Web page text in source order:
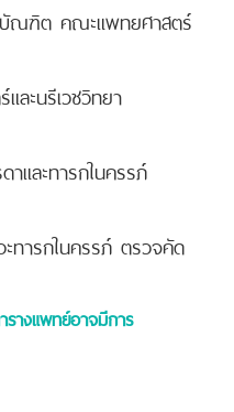
ฑิต คณะแพทยศาสตร์
ะนรีเวชวิทยา
ละทารกในครรภ์
ทารกในครรภ์ ตรวจคัด
างแพทย์อาจมีการ